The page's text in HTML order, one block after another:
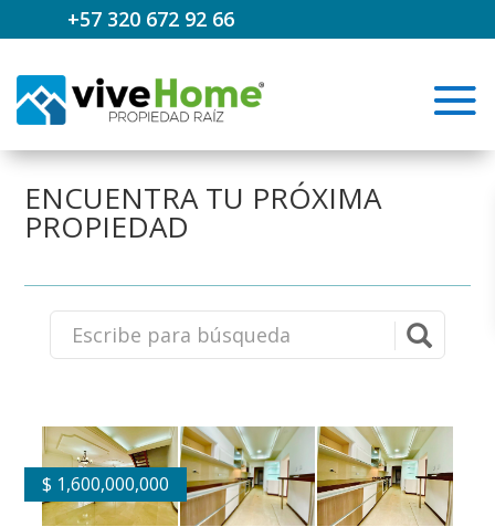
+57 320 672 92 66
ENCUENTRA TU PRÓXIMA
PROPIEDAD
$ 1,600,000,000